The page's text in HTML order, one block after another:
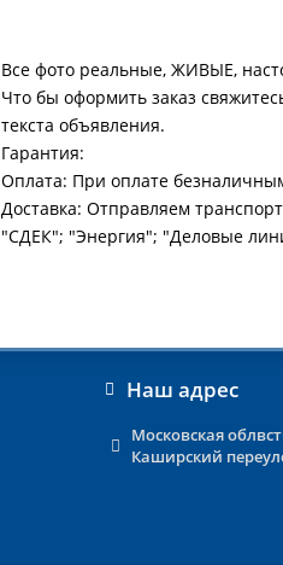
Все фото реальные, ЖИВЫЕ,
Что бы оформить заказ
текста объявления.
Гарантия:
Оплата: При оплате
Доставка: Отправляем
"СДЕК"; "Энергия"; "Деловые
Наш адрес
Московская
Каширский